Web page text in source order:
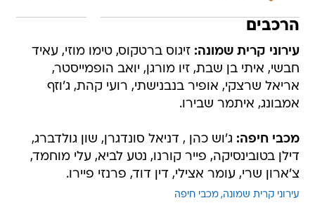
הרכבים
עירוני קרית שמונה: זיגוס ברטקוס, טימו מוזי, עאיד
חבשי, איתי בן שבת, זיו מורגן, יואב הופמייסטר,
אריאל שרצקי, אופיר בנבנישתי, רועי קהת, ג'וזף
אמבונג, איתמר שבירו.
מכבי חיפה: ג'וש כהן , דניאל סונדגרן, שון גולדברג,
דילן בטובינסיקה, פייר קורנו, נטע לביא, עלי מוחמד,
צ'ארון שרי, עומר אצילי, דין דוד, פרנזי פיירו.
עירוני קרית שמונה מכבי חיפה